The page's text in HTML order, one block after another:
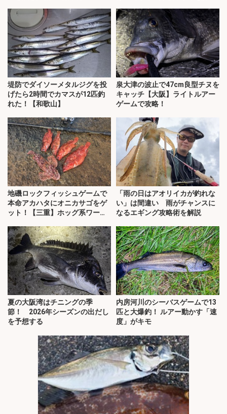
堤防でダイソーメタルジグを投
げたら2時間でカマスが12匹釣
れた！【和歌山】
泉大津の波止で47cm良型チヌを
キャッチ【大阪】ライトルアー
ゲームで攻略！
地磯ロックフィッシュゲームで
本命アカハタにオニカサゴをゲ
ット！【三重】ホッグ系ワーム
「雨の日はアオリイカが釣れな
い」は間違い 雨がチャンスに
なるエギング攻略術を解説
夏の大阪湾はチニングの季
節！ 2026年シーズンの出だし
を予想する
内房河川のシーバスゲームで13
匹と大爆釣！ ルアー動かす「速
度」がキモ